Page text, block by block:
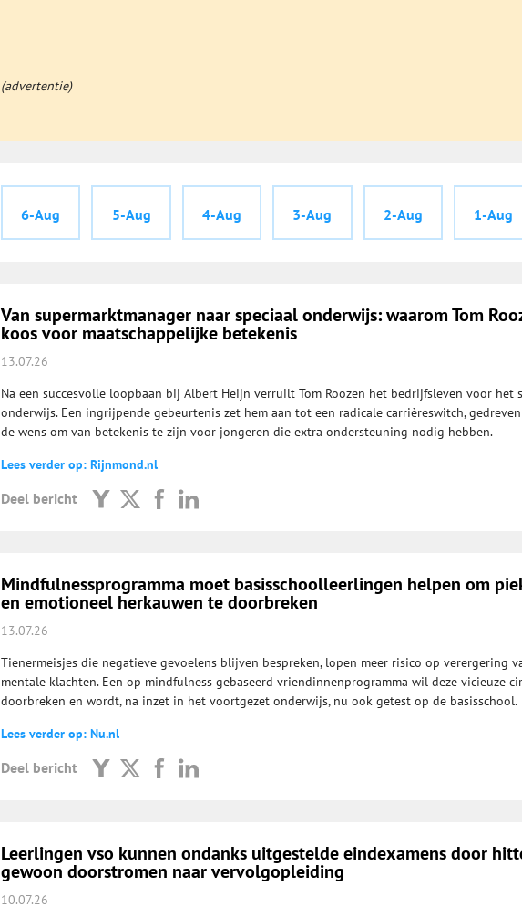
(advertentie)
6-Aug 5-Aug 4-Aug 3-Aug 2-Aug 1-Aug
Van supermarktmanager naar speciaal onderwijs: waarom Tom
koos voor maatschappelijke betekenis
13.07.26
Na een succesvolle loopbaan bij Albert Heijn verruilt Tom Roozen het bedrijfsleven voor het
onderwijs. Een ingrijpende gebeurtenis zet hem aan tot een radicale carrièreswitch,
de wens om van betekenis te zijn voor jongeren die extra ondersteuning nodig hebben.
Lees verder op: Rijnmond.nl
Deel bericht
Mindfulnessprogramma moet basisschoolleerlingen helpen om
en emotioneel herkauwen te doorbreken
13.07.26
Tienermeisjes die negatieve gevoelens blijven bespreken, lopen meer risico op verergering
mentale klachten. Een op mindfulness gebaseerd vriendinnenprogramma wil deze vicieuze
doorbreken en wordt, na inzet in het voortgezet onderwijs, nu ook getest op de basisschool.
Lees verder op: Nu.nl
Deel bericht
Leerlingen vso kunnen ondanks uitgestelde eindexamens door
gewoon doorstromen naar vervolgopleiding
10.07.26